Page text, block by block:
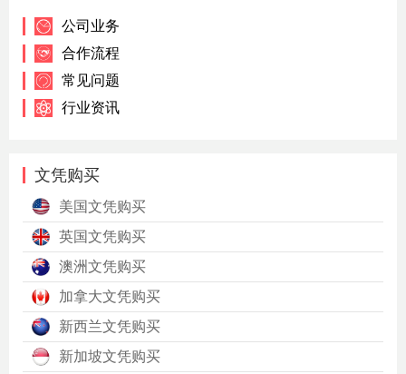
公司业务
合作流程
常见问题
行业资讯
文凭购买
美国文凭购买
英国文凭购买
澳洲文凭购买
加拿大文凭购买
新西兰文凭购买
新加坡文凭购买